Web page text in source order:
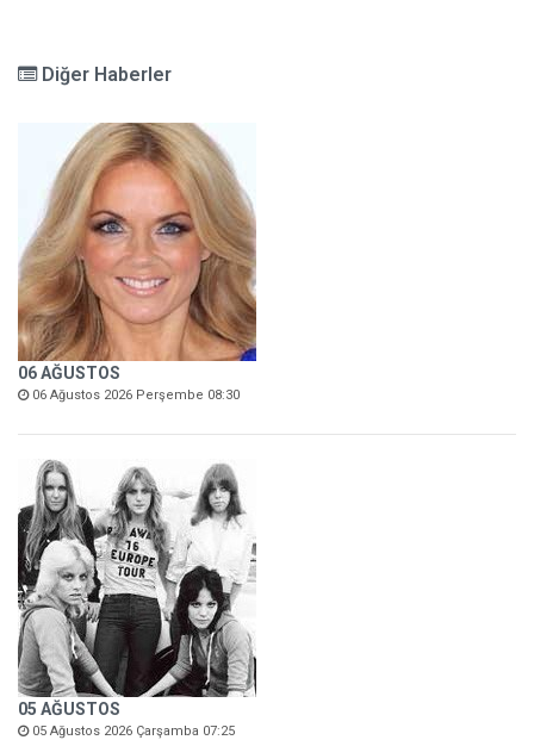
Diğer Haberler
06 AĞUSTOS
06 Ağustos 2026 Perşembe 08:30
05 AĞUSTOS
05 Ağustos 2026 Çarşamba 07:25